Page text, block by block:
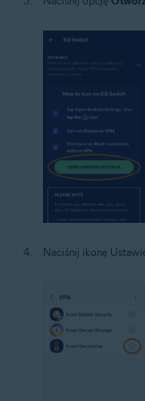
Naciśnij ikonę